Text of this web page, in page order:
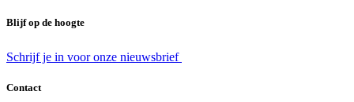
Blijf op de hoogte
Schrijf je in voor onze nieuwsbrief
Contact